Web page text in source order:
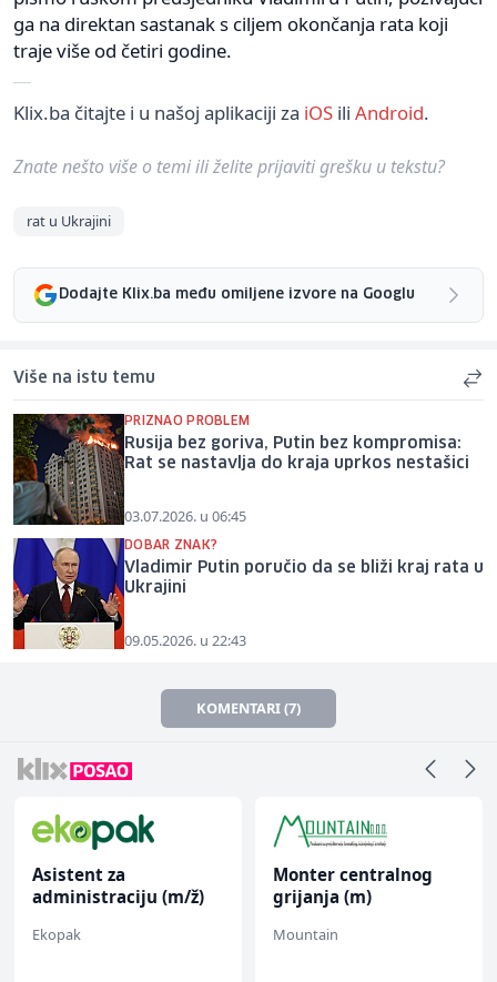
ga na direktan sastanak s ciljem okončanja rata koji
traje više od četiri godine.
Klix.ba čitajte i u našoj aplikaciji za iOS ili Android.
Znate nešto više o temi ili želite prijaviti grešku u tekstu?
rat u Ukrajini
Dodajte Klix.ba među omiljene izvore na Googlu
Više na istu temu
PRIZNAO PROBLEM
Rusija bez goriva, Putin bez kompromisa:
Rat se nastavlja do kraja uprkos nestašici
03.07.2026. u 06:45
DOBAR ZNAK?
Vladimir Putin poručio da se bliži kraj rata u
Ukrajini
09.05.2026. u 22:43
KOMENTARI (7)
Asistent za
administraciju (m/ž)
Ekopak
Monter centralnog
grijanja (m)
Mountain